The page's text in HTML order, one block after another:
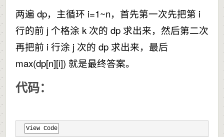
两遍 dp，主循环 i=1~n，首先第一次先把第 i
行的前 j 个格涂 k 次的 dp 求出来，然后第二次
再把前 i 行涂 j 次的 dp 求出来，最后
max(dp[n][i]) 就是最终答案。
代码：
View Code